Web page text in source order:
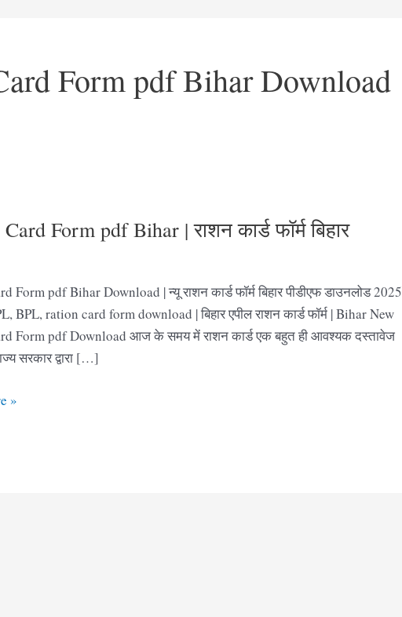
Form pdf Bihar Download
Form pdf Bihar | राशन कार्ड फॉर्म बिहार
Form pdf Bihar Download | न्यू राशन कार्ड फॉर्म बिहार पीडीएफ डाउनलोड 2025
BPL, ration card form download | बिहार एपील राशन कार्ड फॉर्म | Bihar New
Form pdf Download आज के समय में राशन कार्ड एक बहुत ही आवश्यक दस्तावेज
सरकार द्वारा […]
»